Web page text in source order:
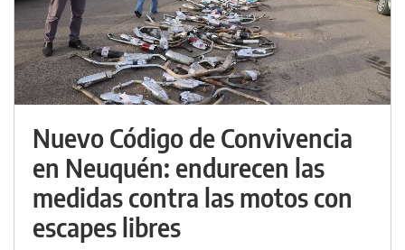
Nuevo Código de Convivencia
en Neuquén: endurecen las
medidas contra las motos con
escapes libres